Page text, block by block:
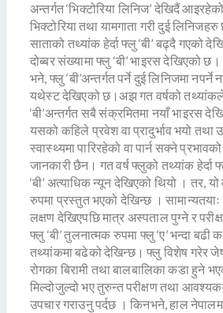
अन्तर्गत ‘भिक्टोरिया लिनिज’ देखिदैं
भिक्टोरिया तथा यामगाता गरी दुई
साताको तथ्यांक हेर्दा फ्लु ‘बी’ बढ्दै गएको
दोब्बर संख्यामा फ्लु ‘बी’ भाइरस देखिएको
भने, फ्लु ‘बी’अन्तर्गत पर्ने दुई लिनिजमा नपर्ने
यथेस्ट देखिएको छ।अझ गत वर्षको
‘बी’अन्तर्गत सबै संक्रमितमा नयाँ भाइरस
यसको कहिले प्रवेश वा प्रादुर्भाव भयो तथा
स्वास्थ्यमा पारिरहेको वा पार्न सक्ने
जानकारी छैन। गत वर्ष फ्लुको तथ्यांक हेर्दा
‘बी’ अत्याधिक न्यून देखिएको थियो । तर,
रुपमा प्रस्तुत भएको देखिन्छ ।
लक्षण देखिएपछि मात्र अस्पताल पुग्ने र
फ्लु ‘बी’ तुलनात्मक रुपमा फ्लु ‘ए’ भन्दा
तथ्यांकमा बढेको देखिन्छ। फ्लु विशेष गरेर
रोगका बिरामी तथा बालबालिका कडा हुने
मिल्दोजुल्दो भए तुरुन्त परीक्षण तथा
उपचार गराउनु पर्दछ । किनभने, हाल